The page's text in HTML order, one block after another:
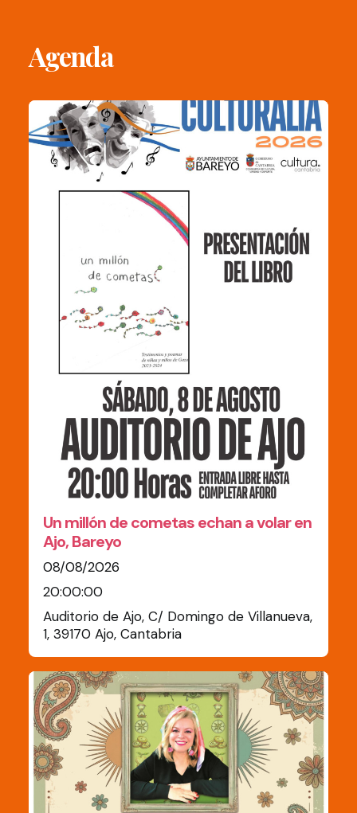
Agenda
Un millón de cometas echan a volar en
Ajo, Bareyo
08/08/2026
20:00:00
Auditorio de Ajo, C/ Domingo de Villanueva,
1, 39170 Ajo, Cantabria